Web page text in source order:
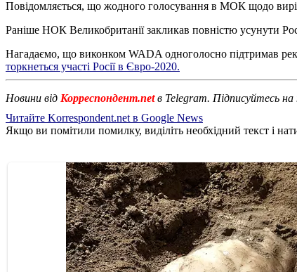
Повідомляється, що жодного голосування в МОК щодо
Раніше НОК Великобританії закликав повністю усунути
Нагадаємо, що виконком WADA одноголосно підтримав
торкнеться участі Росії в Євро-2020.
Новини від Корреспондент.netв Telegram. Підписуйтесь
Читайте Korrespondent.net в Google News
Якщо ви помітили помилку, виділіть необхідний текст і